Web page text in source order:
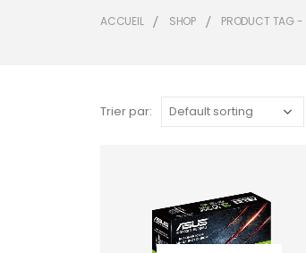
ACCUEIL SHOP PRODUCT TAG -
Trier par: